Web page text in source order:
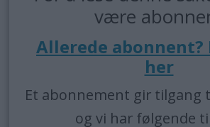
være
Allerede abonnent?
her
Et abonnement gir tilgang
og vi har følgende